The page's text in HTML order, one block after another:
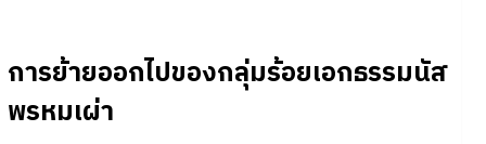
การย้ายออกไปของกลุ่มร้อยเอกธรรมนัส
พรหมเผ่า